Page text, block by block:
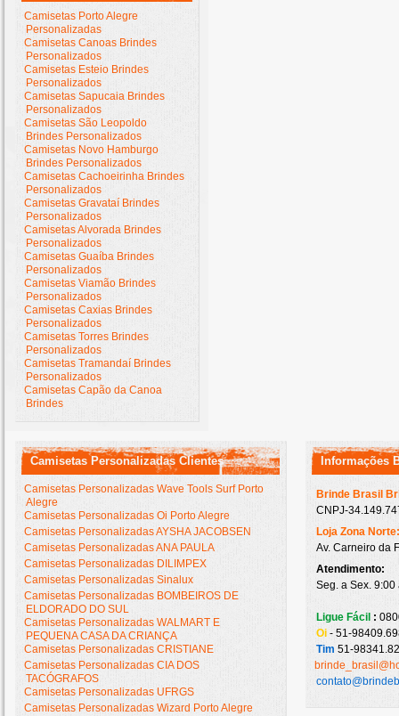
Camisetas Porto Alegre
Personalizadas
Camisetas Canoas Brindes
Personalizados
Camisetas Esteio Brindes
Personalizados
Camisetas Sapucaia Brindes
Personalizados
Camisetas São Leopoldo
Brindes Personalizados
Camisetas Novo Hamburgo
Brindes Personalizados
Camisetas Cachoeirinha Brindes
Personalizados
Camisetas Gravataí Brindes
Personalizados
Camisetas Alvorada Brindes
Personalizados
Camisetas Guaíba Brindes
Personalizados
Camisetas Viamão Brindes
Personalizados
Camisetas Caxias Brindes
Personalizados
Camisetas Torres Brindes
Personalizados
Camisetas Tramandaí Brindes
Personalizados
Camisetas Capão da Canoa
Brindes
Camisetas Personalizadas Clientes
Camisetas Personalizadas Wave Tools Surf Porto
Alegre
Camisetas Personalizadas Oi Porto Alegre
Camisetas Personalizadas AYSHA JACOBSEN
Camisetas Personalizadas ANA PAULA
Camisetas Personalizadas DILIMPEX
Camisetas Personalizadas Sinalux
Camisetas Personalizadas BOMBEIROS DE
ELDORADO DO SUL
Camisetas Personalizadas WALMART E
PEQUENA CASA DA CRIANÇA
Camisetas Personalizadas CRISTIANE
Camisetas Personalizadas CIA DOS
TACÓGRAFOS
Camisetas Personalizadas UFRGS
Camisetas Personalizadas Wizard Porto Alegre
Informações
Brinde Brasil
CNPJ-
Loja Zona
Av. Carneiro da
Atendimento:
Seg. a Sex.
Ligue Fácil :
Oi - 51-
Tim 51-